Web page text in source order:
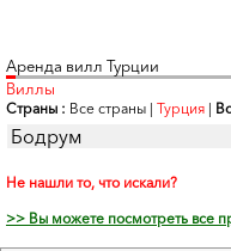
Аренда вилл Турции
Виллы
Страны : Все страны | Турция |
Бодрум
Не нашли то, что искали?
>> Вы можете посмотреть все